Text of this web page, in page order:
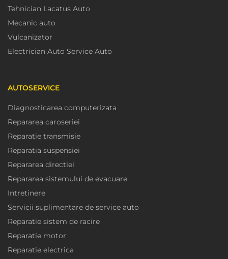
Tehnician Lacatus Auto
Mecanic auto
Vulcanizator
Electrician Auto Service Auto
AUTOSERVICE
Diagnosticarea computerizata
Repararea caroseriei
Reparatie transmisie
Reparatia suspensiei
Repararea directiei
Repararea sistemului de evacuare
Intretinere
Servicii suplimentare de service auto
Reparatie sistem de racire
Reparatie motor
Reparatie electrica